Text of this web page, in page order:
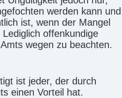
werden kann und
ist, wenn der Mangel
offenkundige
wegen zu beachten.
ist jeder, der durch
einen Vorteil hat.